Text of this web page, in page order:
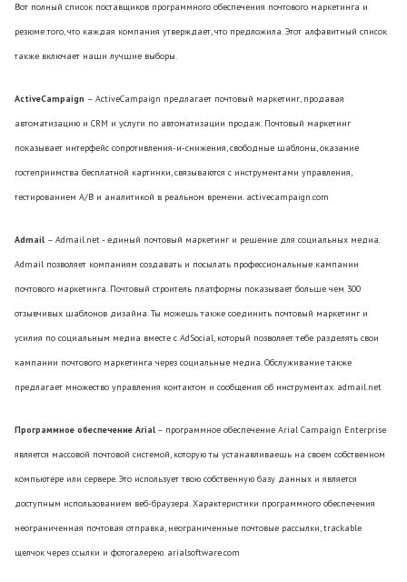
Вот полный список поставщиков программного обеспечения почтового маркетинга и
резюме того, что каждая компания утверждает, что предложила. Этот алфавитный список
также включает наши лучшие выборы.
ActiveCampaign – ActiveCampaign предлагает почтовый маркетинг, продавая
автоматизацию и CRM и услуги по автоматизации продаж. Почтовый маркетинг
показывает интерфейс сопротивления-и-снижения, свободные шаблоны, оказание
гостеприимства бесплатной картинки, связываются с инструментами управления,
тестированием A/B и аналитикой в реальном времени. activecampaign.com
Admail – Admail.net - единый почтовый маркетинг и решение для социальных медиа.
Admail позволяет компаниям создавать и посылать профессиональные кампании
почтового маркетинга. Почтовый строитель платформы показывает больше чем 300
отзывчивых шаблонов дизайна. Ты можешь также соединить почтовый маркетинг и
усилия по социальным медиа вместе с AdSocial, который позволяет тебе разделять свои
кампании почтового маркетинга через социальные медиа. Обслуживание также
предлагает множество управления контактом и сообщения об инструментах. admail.net
Программное обеспечение Arial – программное обеспечение Arial Campaign Enterprise
является массовой почтовой системой, которую ты устанавливаешь на своем собственном
компьютере или сервере. Это использует твою собственную базу данных и является
доступным использованием веб-браузера. Характеристики программного обеспечения
неограниченная почтовая отправка, неограниченные почтовые рассылки, trackable
щелчок через ссылки и фотогалерею. arialsoftware.com